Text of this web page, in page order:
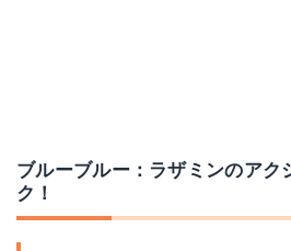
ブルーブルー：ラザミンのアク
ク！